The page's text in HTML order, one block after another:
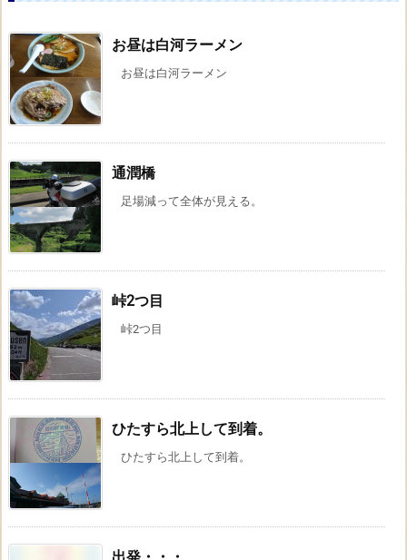
お昼は白河ラーメン
お昼は白河ラーメン
通潤橋
足場減って全体が見える。
峠2つ目
峠2つ目
ひたすら北上して到着。
ひたすら北上して到着。